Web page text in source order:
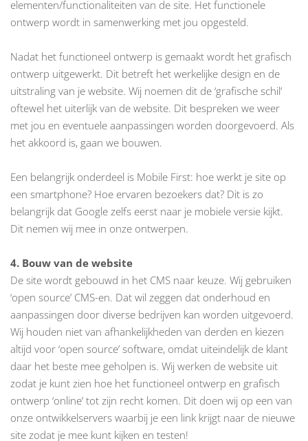
elementen/functionaliteiten van de site. Het functionele
ontwerp wordt in samenwerking met jou opgesteld.
Nadat het functioneel ontwerp is gemaakt wordt het grafisch
ontwerp uitgewerkt. Dit betreft het werkelijke design en de
uitstraling van je website. Wij noemen dit de ‘grafische schil’
oftewel het uiterlijk van de website. Dit bespreken we weer
met jou en eventuele aanpassingen worden doorgevoerd. Als
het akkoord is, gaan we bouwen.
Een belangrijk onderdeel is Mobile First: hoe werkt je site op
een smartphone? Hoe ervaren bezoekers dat? Dit is zo
belangrijk dat Google zelfs eerst naar je mobiele versie kijkt.
Dit nemen wij mee in onze ontwerpen.
4. Bouw van de website
De site wordt gebouwd in het CMS naar keuze. Wij gebruiken
‘open source’ CMS-en. Dat wil zeggen dat onderhoud en
aanpassingen door diverse bedrijven kan worden uitgevoerd.
Wij houden niet van afhankelijkheden van derden en kiezen
altijd voor ‘open source’ software, omdat uiteindelijk de klant
daar het beste mee geholpen is. Wij werken de website uit
zodat je kunt zien hoe het functioneel ontwerp en grafisch
ontwerp ‘online’ tot zijn recht komen. Dit doen wij op een van
onze ontwikkelservers waarbij je een link krijgt naar de nieuwe
site zodat je mee kunt kijken en testen!